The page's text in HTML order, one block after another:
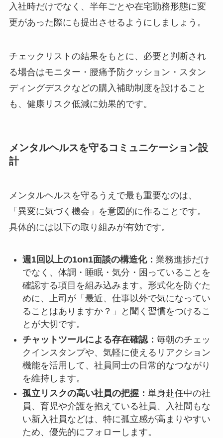
入社時だけでなく、半年ごとや在宅勤務形態に変
更があった際にも提出させるようにしましょう。
チェックリストの結果をもとに、必要と判断され
る場合はモニター・腰痛予防クッション・スタン
ディングデスクなどの購入補助制度を設けること
も、健康リスク低減に効果的です。
メンタルヘルスを守るコミュニケーション設
計
メンタルヘルスを守るうえで最も重要なのは、
「異変に気づく機会」を意図的に作ることです。
具体的には以下の取り組みが有効です。
週1回以上の1on1面談の構造化： 業務進捗だけ
でなく、体調・睡眠・気分・困っていることを
確認する項目を組み込みます。形式化を防ぐた
めに、上司が「最近、仕事以外で気になってい
ることはありますか？」と聞く習慣をつけるこ
とが大切です。
チャットツールによる存在確認： 毎朝のチェッ
クインスタンプや、気軽に使えるリアクション
機能を活用して、社員同士の日常的なつながり
を維持します。
孤立リスクの高い社員の把握： 単身赴任中の社
員、育児や介護を抱えている社員、入社間もな
い新入社員などは、特に孤立感が高まりやすい
ため、優先的にフォローします。